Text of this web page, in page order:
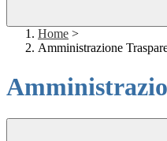
Home >
Amministrazione